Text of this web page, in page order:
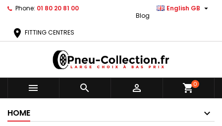
Phone: 01 80 20 81 00 English GB 
Blog
location_on FITTING CENTRES
   shopping_cart0
HOME